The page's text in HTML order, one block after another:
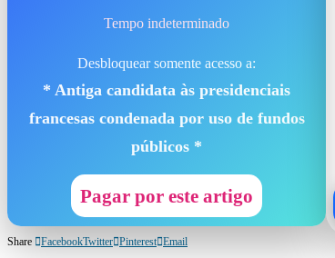
Tempo indeterminado
Desbloquear somente acesso a:
* Antiga candidata às presidenciais
francesas condenada por uso de fundos
públicos *
Pagar por este artigo
Share FacebookTwitter Pinterest Email